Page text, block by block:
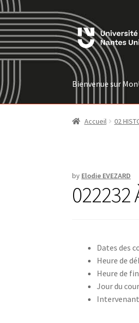
Skip
to
navigation
Skip
to
content
Bienvenue sur
Accueil 02
by Elodie EVEZARD
022232
Dates des
Heure de
Heure de
Jour du
Intervenant